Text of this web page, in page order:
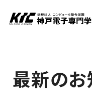
学科・コース
最新のお